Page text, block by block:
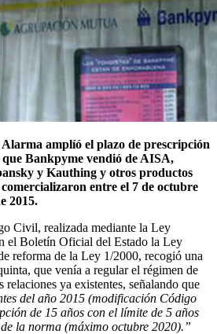
amplíó el plazo de prescripción
Bankpyme vendió de AISA,
y Kauthing y otros productos
entre el 7 de octubre
2015.
Civil, realizada mediante la Ley
el Boletín Oficial del Estado la Ley
reforma de la Ley 1/2000, recogió una
que venía a regular el régimen de
relaciones ya existentes, señalando que
del año 2015 (modificación Código
de 15 años con el límite de 5 años
la norma (máximo octubre 2020).”